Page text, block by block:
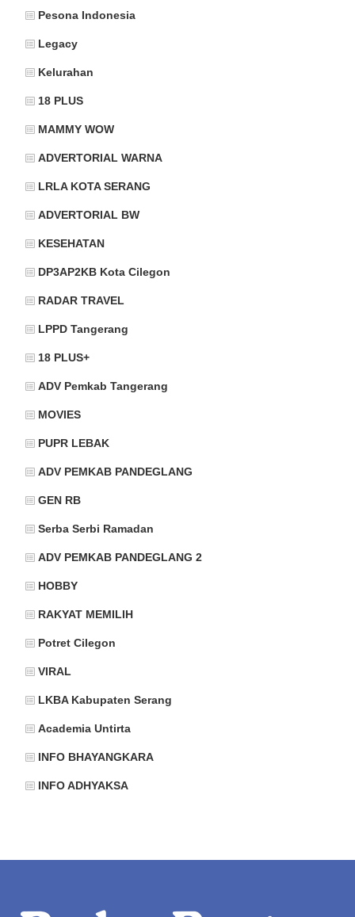
Pesona Indonesia
Legacy
Kelurahan
18 PLUS
MAMMY WOW
ADVERTORIAL WARNA
LRLA KOTA SERANG
ADVERTORIAL BW
KESEHATAN
DP3AP2KB Kota Cilegon
RADAR TRAVEL
LPPD Tangerang
18 PLUS+
ADV Pemkab Tangerang
MOVIES
PUPR LEBAK
ADV PEMKAB PANDEGLANG
GEN RB
Serba Serbi Ramadan
ADV PEMKAB PANDEGLANG 2
HOBBY
RAKYAT MEMILIH
Potret Cilegon
VIRAL
LKBA Kabupaten Serang
Academia Untirta
INFO BHAYANGKARA
INFO ADHYAKSA